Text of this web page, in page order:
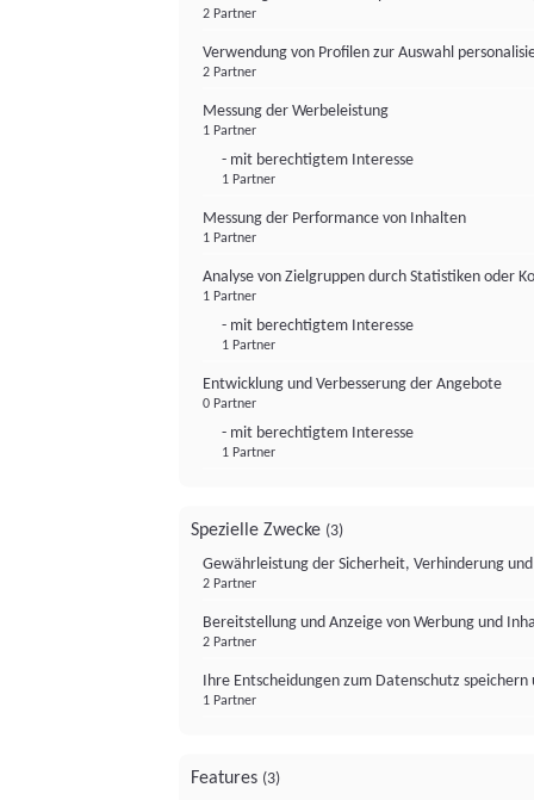
2 Partner
Verwendung von Profilen zur Auswahl
2 Partner
Messung der Werbeleistung
1 Partner
- mit berechtigtem Interesse
1 Partner
Messung der Performance von Inhalten
1 Partner
Analyse von Zielgruppen durch Statistiken oder
1 Partner
- mit berechtigtem Interesse
1 Partner
Entwicklung und Verbesserung der Angebote
0 Partner
- mit berechtigtem Interesse
1 Partner
Spezielle Zwecke (3)
Gewährleistung der Sicherheit, Verhinderung
2 Partner
Bereitstellung und Anzeige von Werbung und
2 Partner
Ihre Entscheidungen zum Datenschutz
1 Partner
Features (3)